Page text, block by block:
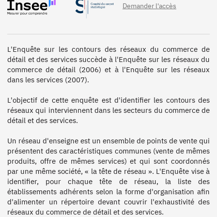
Demander l'accès
L'Enquête sur les contours des réseaux du commerce de
détail et des services succède à l'Enquête sur les réseaux du
commerce de détail (2006) et à l'Enquête sur les réseaux
dans les services (2007).
L'objectif de cette enquête est d'identifier les contours des
réseaux qui interviennent dans les secteurs du commerce de
détail et des services.
Un réseau d'enseigne est un ensemble de points de vente qui
présentent des caractéristiques communes (vente de mêmes
produits, offre de mêmes services) et qui sont coordonnés
par une même société, « la tête de réseau ». L'Enquête vise à
identifier, pour chaque tête de réseau, la liste des
établissements adhérents selon la forme d'organisation afin
d'alimenter un répertoire devant couvrir l'exhaustivité des
réseaux du commerce de détail et des services.